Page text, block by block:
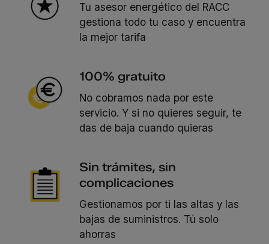
Tu asesor energético del RACC
gestiona todo tu caso y encuentra
la mejor tarifa
100% gratuito
No cobramos nada por este
servicio. Y si no quieres seguir, te
das de baja cuando quieras
Sin trámites, sin
complicaciones
Gestionamos por ti las altas y las
bajas de suministros. Tú solo
ahorras